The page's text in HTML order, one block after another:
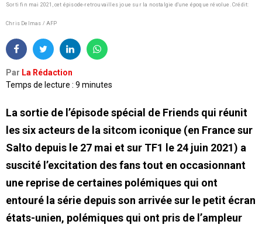
Sorti fin mai 2021, cet épisode-retrouvailles joue sur la nostalgie d'une époque révolue.Crédit:
Chris Delmas / AFP
Par La Rédaction
Temps de lecture : 9 minutes
La sortie de l’épisode spécial de Friends qui réunit
les six acteurs de la sitcom iconique (en France sur
Salto depuis le 27 mai et sur TF1 le 24 juin 2021) a
suscité l’excitation des fans tout en occasionnant
une reprise de certaines polémiques qui ont
entouré la série depuis son arrivée sur le petit écran
états-unien, polémiques qui ont pris de l’ampleur